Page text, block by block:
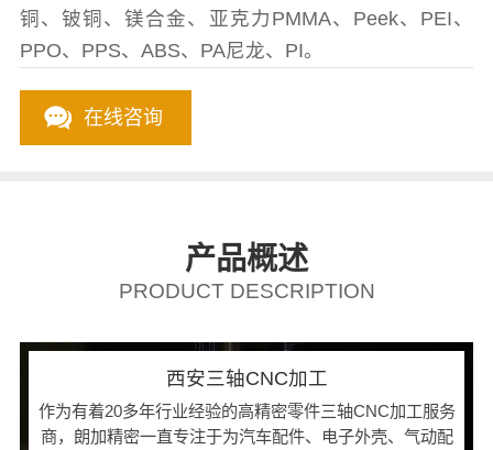
铜、铍铜、镁合金、亚克力PMMA、Peek、PEI、
PPO、PPS、ABS、PA尼龙、PI。
在线咨询
产品概述
PRODUCT DESCRIPTION
西安三轴CNC加工
作为有着20多年行业经验的高精密零件三轴CNC加工服务
商，朗加精密一直专注于为汽车配件、电子外壳、气动配